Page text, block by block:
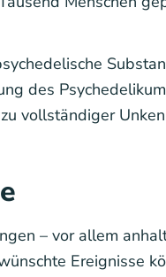
des
vollständiger
– vor allem
Ereignisse